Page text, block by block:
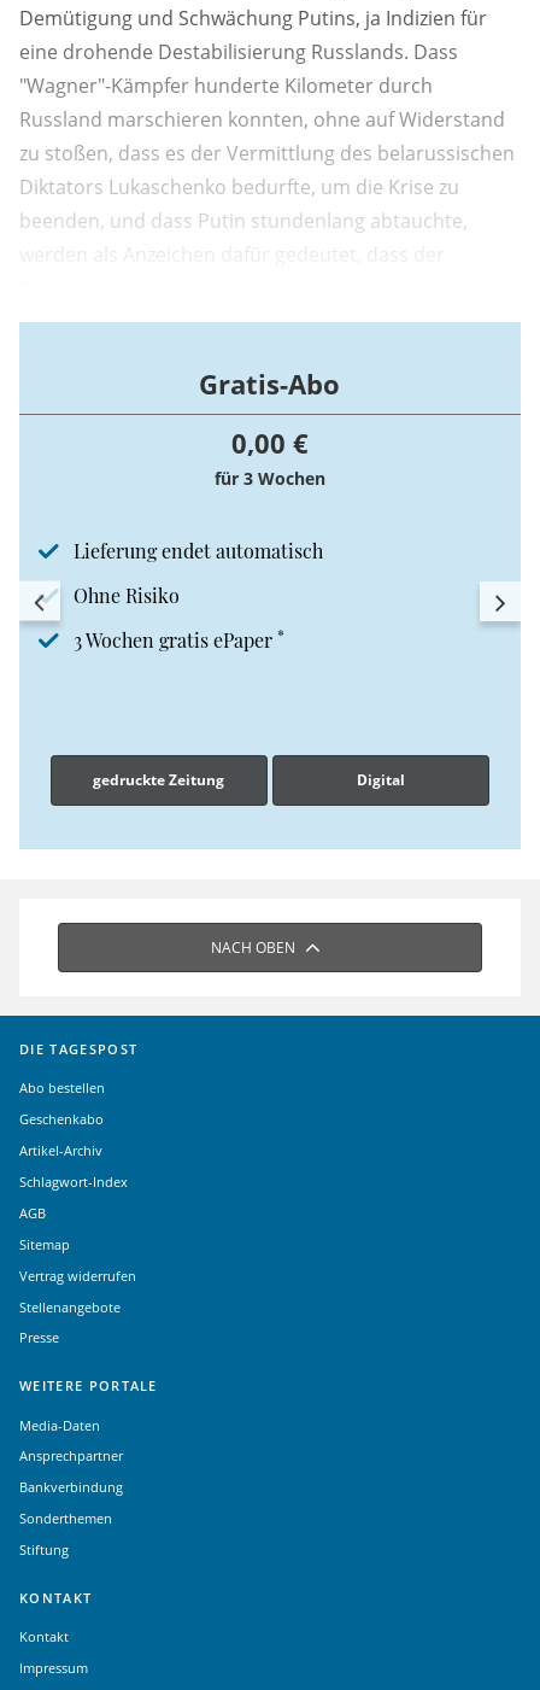
Demütigung und Schwächung Putins, ja Indizien für
eine drohende Destabilisierung Russlands. Dass
"Wagner"-Kämpfer hunderte Kilometer durch
Russland marschieren konnten, ohne auf Widerstand
zu stoßen, dass es der Vermittlung des belarussischen
Diktators Lukaschenko bedurfte, um die Krise zu
beenden, und dass Putin stundenlang abtauchte,
werden als Anzeichen dafür gedeutet, dass der
Gratis-Abo
0,00 €
für 3 Wochen
Lieferung endet automatisch
Ohne Risiko
3 Wochen gratis ePaper *
gedruckte Zeitung Digital
NACH OBEN
DIE TAGESPOST
Abo bestellen
Geschenkabo
Artikel-Archiv
Schlagwort-Index
AGB
Sitemap
Vertrag widerrufen
Stellenangebote
Presse
WEITERE PORTALE
Media-Daten
Ansprechpartner
Bankverbindung
Sonderthemen
Stiftung
KONTAKT
Kontakt
Impressum